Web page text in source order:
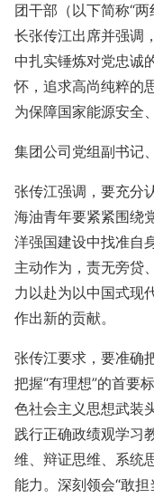
团干部（以下简称“
长张传江出席并强调
中扎实锤炼对党忠诚
怀，追求高尚纯粹的
为保障国家能源安全
集团公司党组副书记
张传江强调，要充分
海油青年要紧紧围绕
洋强国建设中找准自
主动作为，责无旁贷
力以赴为以中国式现
作出新的贡献。
张传江要求，要准确
把握“有理想”的首要
色社会主义思想武装
践行正确政绩观学习
维、辩证思维、系统
能力。深刻领会“敢担